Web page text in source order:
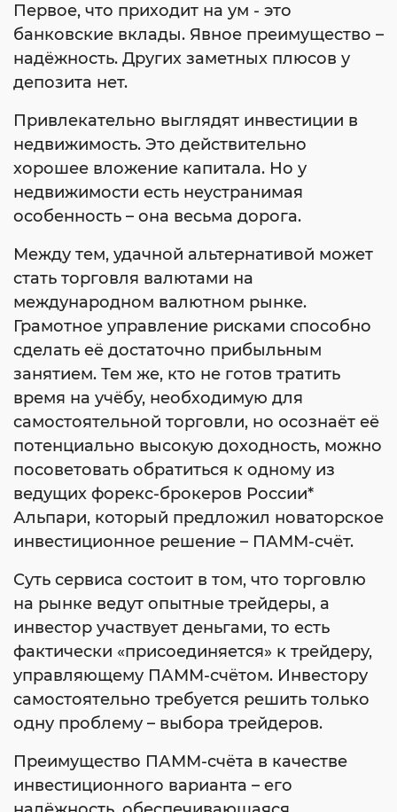
Первое, что приходит на ум - это
банковские вклады. Явное преимущество –
надёжность. Других заметных плюсов у
депозита нет.
Привлекательно выглядят инвестиции в
недвижимость. Это действительно
хорошее вложение капитала. Но у
недвижимости есть неустранимая
особенность – она весьма дорога.
Между тем, удачной альтернативой может
стать торговля валютами на
международном валютном рынке.
Грамотное управление рисками способно
сделать её достаточно прибыльным
занятием. Тем же, кто не готов тратить
время на учёбу, необходимую для
самостоятельной торговли, но осознаёт её
потенциально высокую доходность, можно
посоветовать обратиться к одному из
ведущих форекс-брокеров России*
Альпари, который предложил новаторское
инвестиционное решение – ПАММ-счёт.
Суть сервиса состоит в том, что торговлю
на рынке ведут опытные трейдеры, а
инвестор участвует деньгами, то есть
фактически «присоединяется» к трейдеру,
управляющему ПАММ-счётом. Инвестору
самостоятельно требуется решить только
одну проблему – выбора трейдеров.
Преимущество ПАММ-счёта в качестве
инвестиционного варианта – его